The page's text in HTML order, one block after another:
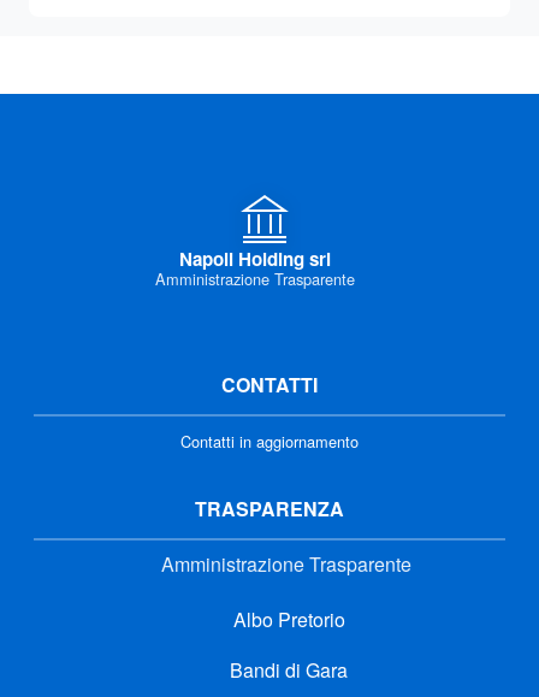
Napoli Holding srl
Amministrazione Trasparente
CONTATTI
Contatti in aggiornamento
TRASPARENZA
Amministrazione Trasparente
Albo Pretorio
Bandi di Gara